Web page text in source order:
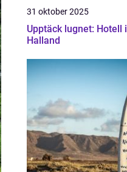
31 oktober 2025
Upptäck lugnet: Hotell i
Halland